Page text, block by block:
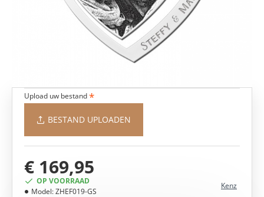
OP VOORRAAD
Model:ZHEF019-GS
Kenz
€ 169,95
Upload uw bestand
BESTAND UPLOADEN